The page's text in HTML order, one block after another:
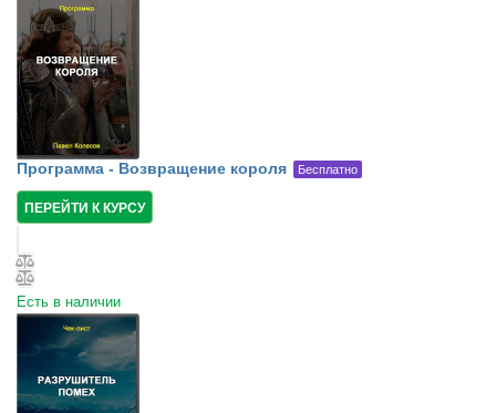
Программа - Возвращение короля Бесплатно
ПЕРЕЙТИ К КУРСУ
Есть в наличии